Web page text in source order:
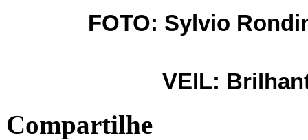
FOTO: Sylvio
VEIL:
Compartilhe